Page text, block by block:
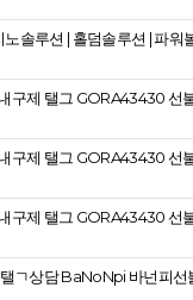
솔루션 | 홀덤솔루션 | 파워
구제 탤그 GORA43430 선
구제 탤그 GORA43430 선
구제 탤그 GORA43430 선
ㄱ상담 BaNoNpi 바넌피선